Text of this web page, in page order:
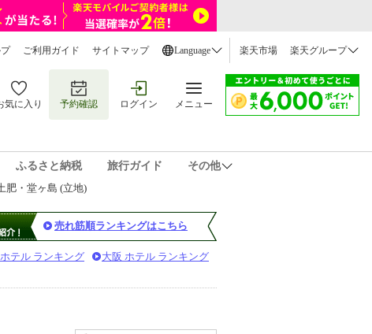
ご利用ガイド サイトマップ Language 楽天市場 楽天グループ
気に入り 予約確認 ログイン メニュー
ふるさと納税 旅行ガイド
その他
肥・堂ヶ島 (立地)
売れ筋順ランキングはこちら
テル ランキング 大阪 ホテル ランキング